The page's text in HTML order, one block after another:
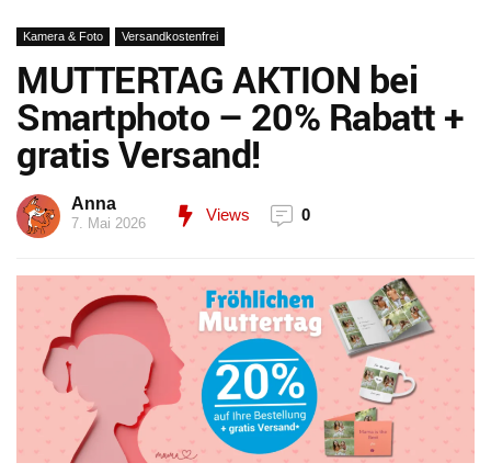
Kamera & Foto Versandkostenfrei
MUTTERTAG AKTION bei
Smartphoto – 20% Rabatt +
gratis Versand!
Anna
7. Mai 2026 Views 0